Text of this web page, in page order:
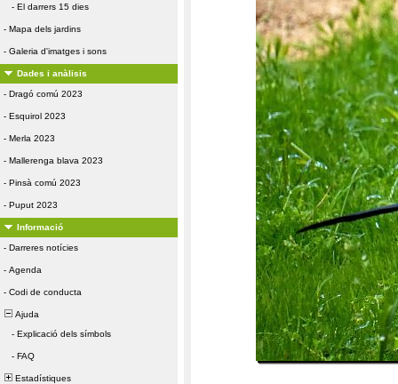
- El darrers 15 dies
- Mapa dels jardins
- Galeria d'imatges i sons
Dades i anàlisis
- Dragó comú 2023
- Esquirol 2023
- Merla 2023
- Mallerenga blava 2023
- Pinsà comú 2023
- Puput 2023
Informació
- Darreres notícies
- Agenda
- Codi de conducta
Ajuda
- Explicació dels símbols
- FAQ
Estadístiques